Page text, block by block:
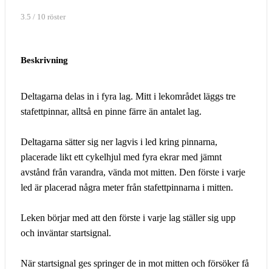
3.5 / 10 röster
Beskrivning
Deltagarna delas in i fyra lag. Mitt i lekområdet läggs tre
stafettpinnar, alltså en pinne färre än antalet lag.
Deltagarna sätter sig ner lagvis i led kring pinnarna,
placerade likt ett cykelhjul med fyra ekrar med jämnt
avstånd från varandra, vända mot mitten. Den förste i varje
led är placerad några meter från stafettpinnarna i mitten.
Leken börjar med att den förste i varje lag ställer sig upp
och inväntar startsignal.
När startsignal ges springer de in mot mitten och försöker få